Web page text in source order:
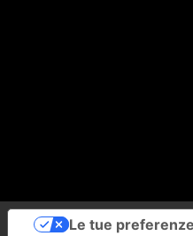
Le tue